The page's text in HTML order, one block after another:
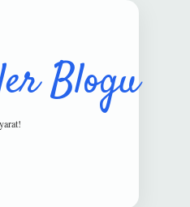
Blogu